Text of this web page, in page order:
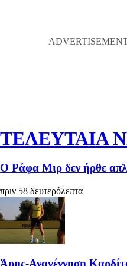
ΤΕΛΕΥΤΑΙΑ
Ο Ράφα Μιρ δεν ήρθε
πριν 58 δευτερόλεπτα